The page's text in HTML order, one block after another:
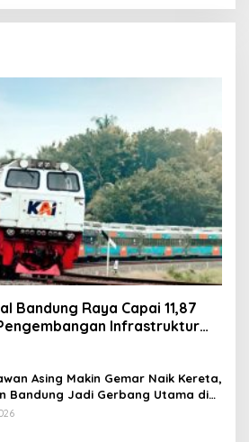
Bandung Raya Capai 11,87
Infrastruktur
Asing Makin Gemar Naik Kereta,
Bandung Jadi Gerbang Utama di